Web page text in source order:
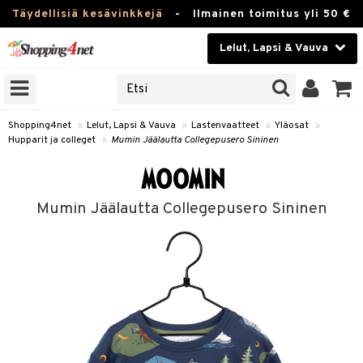
Täydellisiä kesävinkkejä - Ilmainen toimitus yli 50 €
Lelut, Lapsi & Vauva
Kauneudenhoito
Piilolinssit
Fitness
Shopping4net » Lelut, Lapsi & Vauva » Lastenvaatteet » Yläosat »
Hupparit ja colleget » Mumin Jäälautta Collegepusero Sininen
Mumin Jäälautta Collegepusero Sininen